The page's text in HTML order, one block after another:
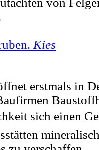
Kies
erstmals in
sich einen